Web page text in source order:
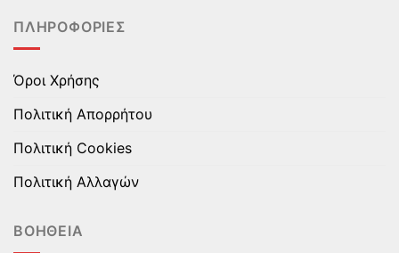
προϊόντος
ΠΛΗΡΟΦΟΡΊΕΣ
Όροι Χρήσης
Πολιτική Απορρήτου
Πολιτική Cookies
Πολιτική Αλλαγών
ΒΟΉΘΕΙΑ